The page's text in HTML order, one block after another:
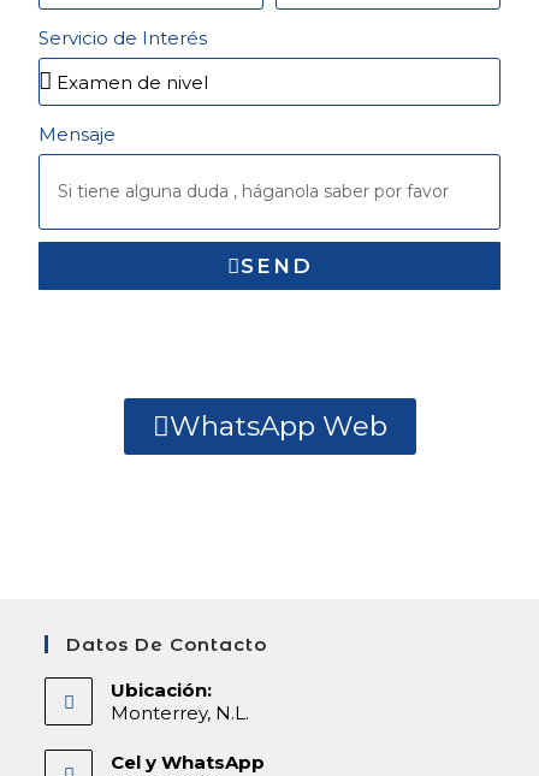
Servicio de Interés
Mensaje
SEND
WhatsApp Web
Datos De Contacto
Ubicación:
Monterrey, N.L.
Cel y WhatsApp